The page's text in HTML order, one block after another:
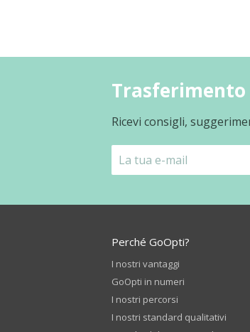
Trasferimento
Ricevi consigli,
Perché GoOpti?
I nostri vantaggi
GoOpti in numeri
I nostri percorsi
I nostri standard qualitativi